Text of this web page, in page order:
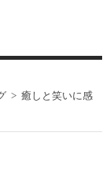
> 癒しと笑いに感